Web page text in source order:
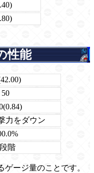
性能
50
力をダウン
階
ゲージ量のことです。